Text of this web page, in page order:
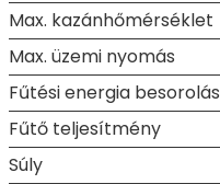
Max. kazánhőmérséklet
Max. üzemi nyomás
Fűtési energia besorolás
Fűtő teljesítmény
Súly